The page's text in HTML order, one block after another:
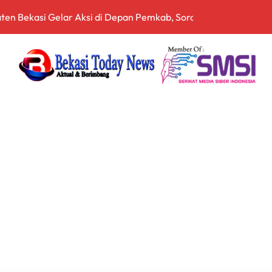
dan Tabur Bunga di TMP Kalibata
Siapkan Sertifikasi Profesi Jaksa
Lonjakan Harga Minyak dan Pasokan Ketat di China